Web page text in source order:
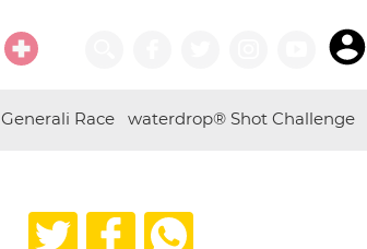
Generali Race waterdrop® Shot Challenge